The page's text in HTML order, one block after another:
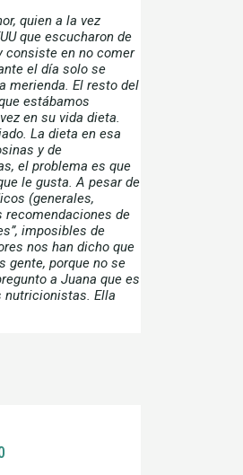
quien a la vez
que escucharon de
consiste en no comer
el día solo se
merienda. El resto del
estábamos
en su vida dieta.
La dieta en esa
y de
el problema es que
le gusta. A pesar de
(generales,
de
imposibles de
nos han dicho que
gente, porque no se
a Juana que es
nutricionistas. Ella